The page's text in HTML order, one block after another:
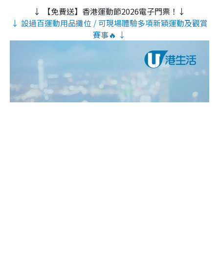
↓ 【免費送】香港運動節2026電子門票！↓
↓ 設過百運動用品攤位 / 可現場體驗多項新穎運動及觀賞
賽事🔥 ↓